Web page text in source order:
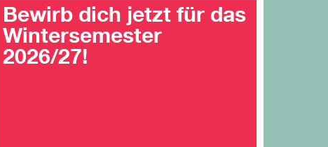
Bewirb dich jetzt für das
Wintersemester
2026/27!